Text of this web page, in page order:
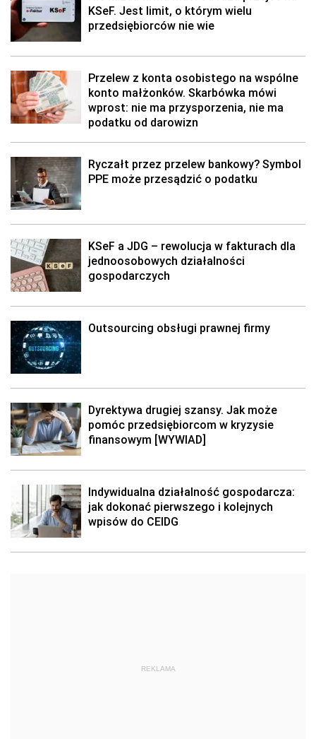
KSeF. Jest limit, o którym wielu
przedsiębiorców nie wie
Przelew z konta osobistego na wspólne
konto małżonków. Skarbówka mówi
wprost: nie ma przysporzenia, nie ma
podatku od darowizn
Ryczałt przez przelew bankowy? Symbol
PPE może przesądzić o podatku
KSeF a JDG – rewolucja w fakturach dla
jednoosobowych działalności
gospodarczych
Outsourcing obsługi prawnej firmy
Dyrektywa drugiej szansy. Jak może
pomóc przedsiębiorcom w kryzysie
finansowym [WYWIAD]
Indywidualna działalność gospodarcza:
jak dokonać pierwszego i kolejnych
wpisów do CEIDG
REKLAMA